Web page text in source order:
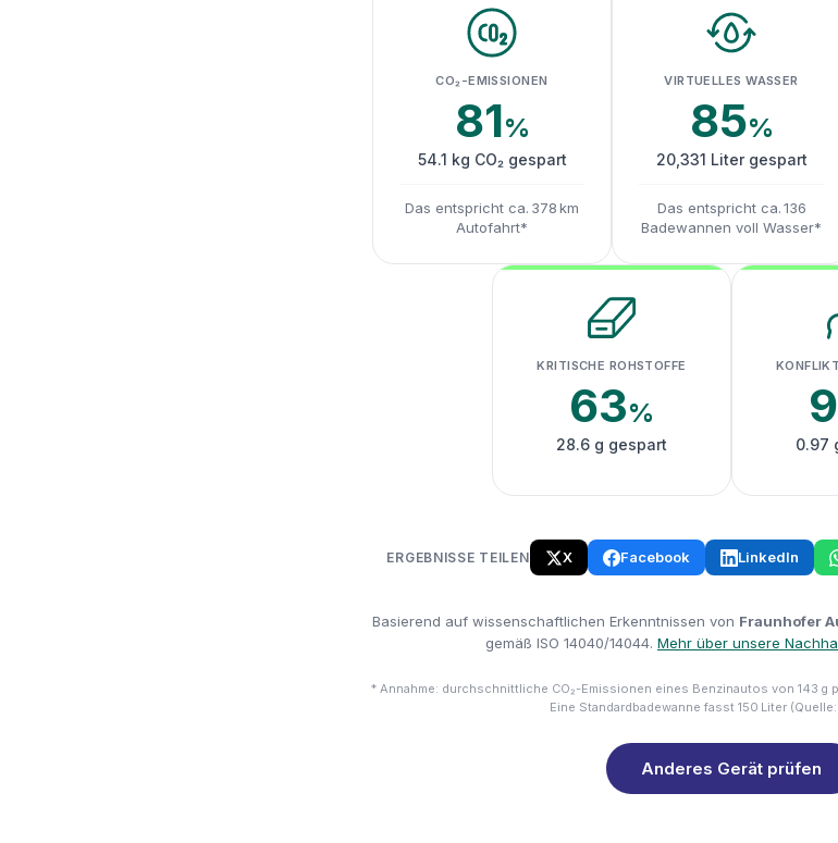
CO₂-EMISSIONEN
81%
54.1 kg CO₂ gespart
Das entspricht ca. 378 km
Autofahrt*
VIRTUELLES WASSER
85%
20,331 Liter gespart
Das entspricht ca. 136
Badewannen voll Wasser*
KRITISCHE ROHSTOFFE
63%
28.6 g gespart 0.97
ERGEBNISSE TEILEN X Facebook LinkedIn
Basierend auf wissenschaftlichen Erkenntnissen von Fraunhofer
gemäß ISO 14040/14044. Mehr über unsere
* Annahme: durchschnittliche CO₂-Emissionen eines Benzinautos von 143 g
Eine Standardbadewanne fasst 150 Liter
Anderes Gerät prüfen